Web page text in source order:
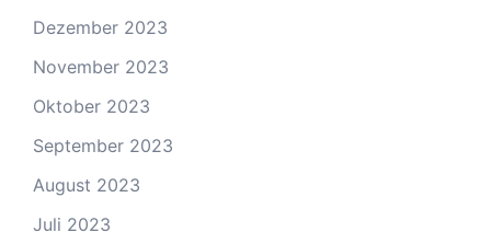
Dezember 2023
November 2023
Oktober 2023
September 2023
August 2023
Juli 2023